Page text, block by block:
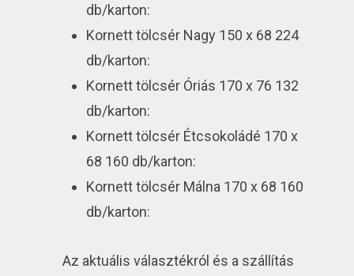
db/karton:
Kornett tölcsér Nagy 150 x 68 224
db/karton:
Kornett tölcsér Óriás 170 x 76 132
db/karton:
Kornett tölcsér Étcsokoládé 170 x
68 160 db/karton:
Kornett tölcsér Málna 170 x 68 160
db/karton:
Az aktuális választékról és a szállítás